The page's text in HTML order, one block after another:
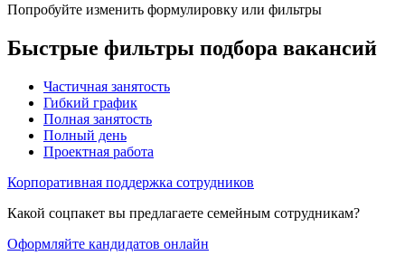
Попробуйте изменить формулировку или фильтры
Быстрые фильтры подбора вакансий
Частичная занятость
Гибкий график
Полная занятость
Полный день
Проектная работа
Корпоративная поддержка сотрудников
Какой соцпакет вы предлагаете семейным сотрудникам?
Оформляйте кандидатов онлайн